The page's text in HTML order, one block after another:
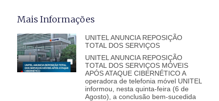
Mais Informações
UNITEL ANUNCIA REPOSIÇÃO
TOTAL DOS SERVIÇOS
UNITEL ANUNCIA REPOSIÇÃO
TOTAL DOS SERVIÇOS MÓVEIS
APÓS ATAQUE CIBERNÉTICO A
operadora de telefonia móvel UNITEL
informou, nesta quinta-feira (6 de
Agosto), a conclusão bem-sucedida